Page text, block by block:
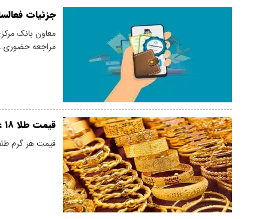
جزئیات
معاون بانک
مراجعه
قیمت طلا ۱۸ عیار امروز پنجشنبه ۱۵ مرداد ۱۴۰۵/ طلا دوباره صعودی شد
قیمت هر گرم طلا ۱۸ عیار در بازار امروز پنجشنبه ۱۵ مرداد ۱۴۰۵ به ۱۸ میلیون و ۶۱۳ هزار و ۶۰۰